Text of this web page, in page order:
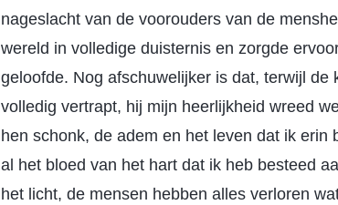
nageslacht van de voorouders van de
wereld in volledige duisternis en zorgde
geloofde. Nog afschuwelijker is dat, terwijl
volledig vertrapt, hij mijn heerlijkheid wreed
hen schonk, de adem en het leven dat ik
al het bloed van het hart dat ik heb besteed
het licht, de mensen hebben alles verloren